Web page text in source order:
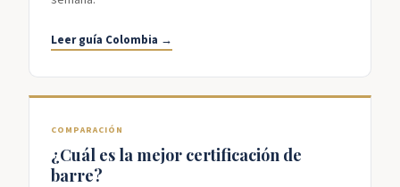
Leer guía Colombia →
COMPARACIÓN
¿Cuál es la mejor certificación de
barre?